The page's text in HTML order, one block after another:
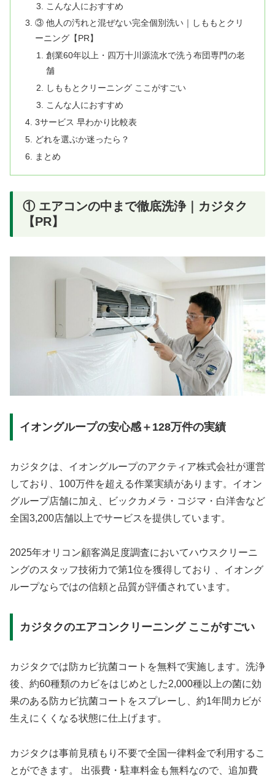
こんな人におすすめ
③ 他人の汚れと混ぜない完全個別洗い｜しももとクリ
ーニング【PR】
創業60年以上・四万十川源流水で洗う布団専門の老
舗
しももとクリーニング ここがすごい
こんな人におすすめ
3サービス 早わかり比較表
どれを選ぶか迷ったら？
まとめ
① エアコンの中まで徹底洗浄｜カジタク
【PR】
イオングループの安心感＋128万件の実績
カジタクは、イオングループのアクティア株式会社が運営
しており、100万件を超える作業実績があります。イオン
グループ店舗に加え、ビックカメラ・コジマ・白洋舎など
全国3,200店舗以上でサービスを提供しています。
2025年オリコン顧客満足度調査においてハウスクリーニ
ングのスタッフ技術力で第1位を獲得しており 、イオング
ループならではの信頼と品質が評価されています。
カジタクのエアコンクリーニング ここがすごい
カジタクでは防カビ抗菌コートを無料で実施します。洗浄
後、約60種類のカビをはじめとした2,000種以上の菌に効
果のある防カビ抗菌コートをスプレーし、約1年間カビが
生えにくくなる状態に仕上げます。
カジタクは事前見積もり不要で全国一律料金で利用するこ
とができます。 出張費・駐車料金も無料なので、追加費